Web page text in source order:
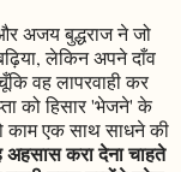
अजय बुद्धराज ने जो
लेकिन अपने दाँव
वह लापरवाही कर
को हिसार 'भेजने' के
काम एक साथ साधने की
करा देना चाहते